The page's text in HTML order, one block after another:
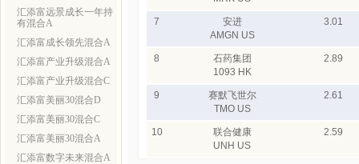
汇添富远景成长一年持
有混合A
汇添富成长领先混合A
汇添富产业升级混合A
汇添富产业升级混合C
汇添富美丽30混合D
汇添富美丽30混合C
汇添富美丽30混合A
汇添富数字未来混合A
7
安进
AMGN US
3.01
8
石药集团
1093 HK
2.89
9
赛默飞世尔
TMO US
2.61
10
联合健康
UNH US
2.59